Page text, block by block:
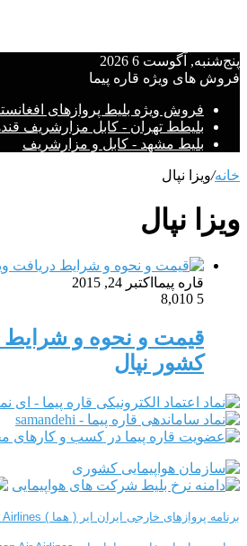
پنج‌شنبه, آگوست 6 2026
فروش های ویژه قاره پیما
فروش ویژه بلیط پروازهای
بلیطط تهران - کابل مزارشریف
بلیط مشهد - کابل و مزارشریف
خانه/ویزا نپال
ویزا نپال
قاره پیما اکتبر 24, 2015
5
قیمت و نحوه و شرایط
کشور نپال
برنامه پروازهای خارجی ایران ایر ( هما ) Iran Air Airlines